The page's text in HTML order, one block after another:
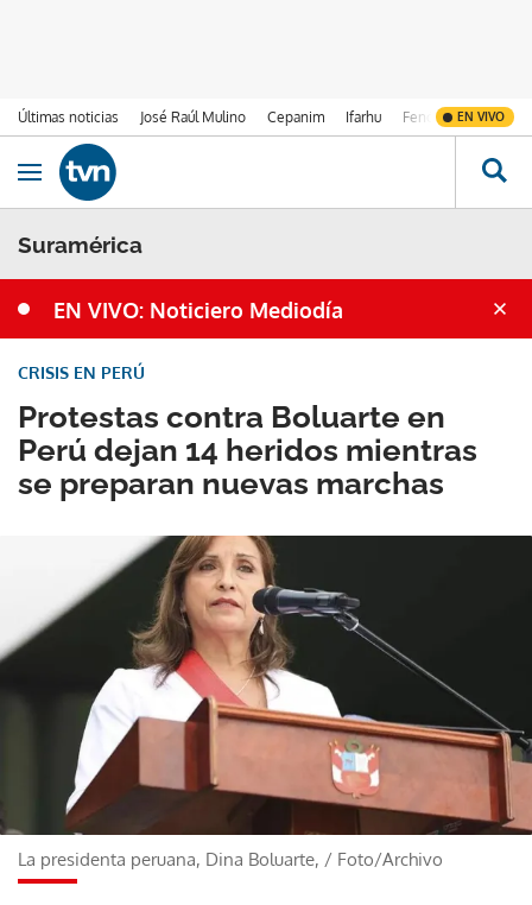
Últimas noticias José Raúl Mulino Cepanim Ifarhu Fenómeno de El
EN VIVO
Ir al contenido
Obrir navegació
Suramérica
EN VIVO: Noticiero Mediodía
Protestas contra Boluarte en
Perú dejan 14 heridos mientras
se preparan nuevas marchas
CRISIS EN PERÚ
La presidenta peruana, Dina Boluarte, / Foto/Archivo